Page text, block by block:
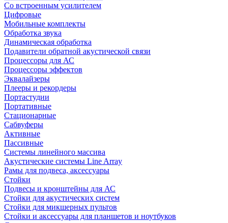
Со встроенным усилителем
Цифровые
Мобильные комплекты
Обработка звука
Динамическая обработка
Подавители обратной акустической связи
Процессоры для АС
Процессоры эффектов
Эквалайзеры
Плееры и рекордеры
Портастудии
Портативные
Стационарные
Сабвуферы
Активные
Пассивные
Системы линейного массива
Акустические системы Line Array
Рамы для подвеса, аксессуары
Стойки
Подвесы и кронштейны для АС
Стойки для акустических систем
Стойки для микшерных пультов
Стойки и аксессуары для планшетов и ноутбуков